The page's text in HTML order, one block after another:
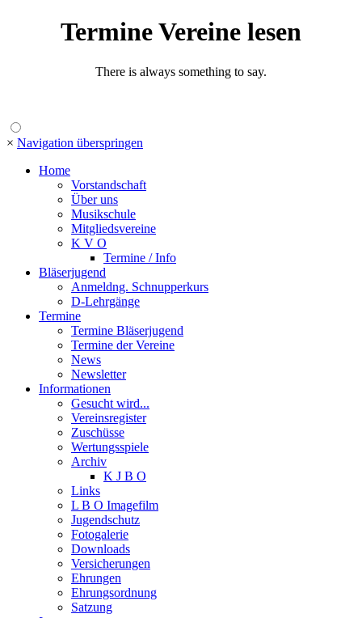
Termine Vereine lesen
There is always something to say.
× Navigation überspringen
Home
Vorstandschaft
Über uns
Musikschule
Mitgliedsvereine
K V O
Termine / Info
Bläserjugend
Anmeldng. Schnupperkurs
D-Lehrgänge
Termine
Termine Bläserjugend
Termine der Vereine
News
Newsletter
Informationen
Gesucht wird...
Vereinsregister
Zuschüsse
Wertungsspiele
Archiv
K J B O
Links
L B O Imagefilm
Jugendschutz
Fotogalerie
Downloads
Versicherungen
Ehrungen
Ehrungsordnung
Satzung